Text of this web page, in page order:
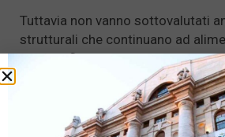
Tuttavia non vanno sottovalutati
strutturali che continuano ad
bassa inflazione. La pandemia e i
accelerato la transizione digitale
con un forte potenziale
lavoro, dopo la serie di crisi